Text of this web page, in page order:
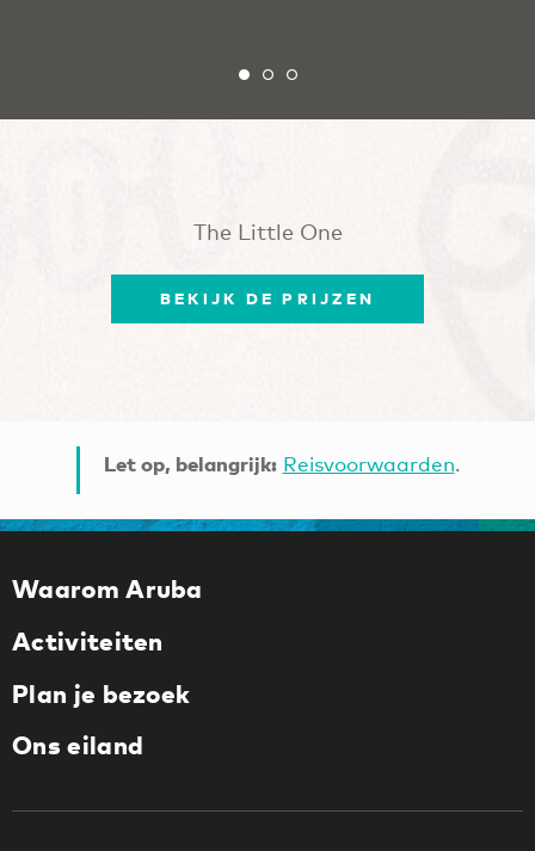
The Little One
BEKIJK DE PRIJZEN
Let op, belangrijk: Reisvoorwaarden.
Waarom Aruba
Activiteiten
Plan je bezoek
Ons eiland